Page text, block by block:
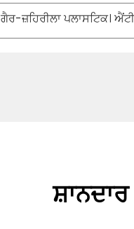
ਗੈਰ-ਜ਼ਹਿਰੀਲਾ ਪਲਾਸਟਿਕ।